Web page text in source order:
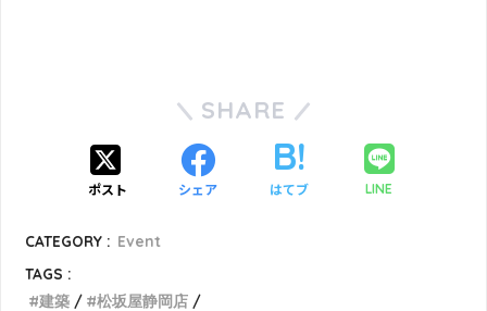
SHARE
ポスト シェア はてブ LINE
CATEGORY : Event
TAGS :
建築
松坂屋静岡店